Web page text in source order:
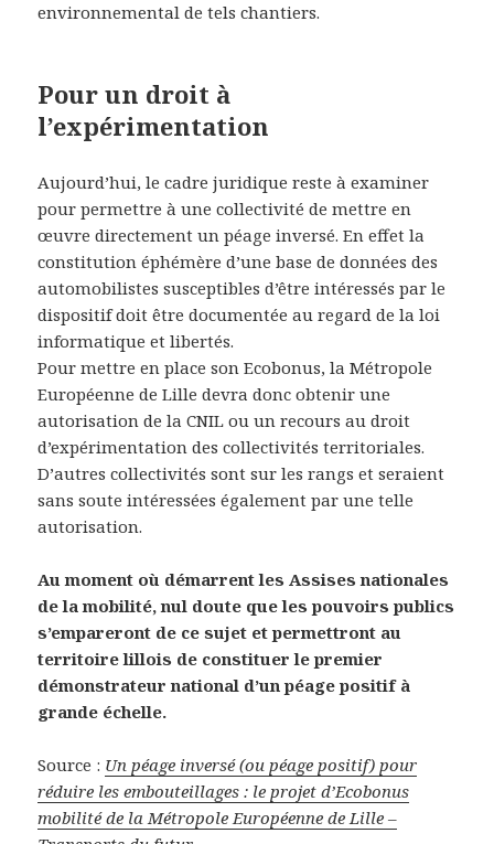
environnemental de tels chantiers.
Pour un droit à
l’expérimentation
Aujourd’hui, le cadre juridique reste à examiner
pour permettre à une collectivité de mettre en
œuvre directement un péage inversé. En effet la
constitution éphémère d’une base de données des
automobilistes susceptibles d’être intéressés par le
dispositif doit être documentée au regard de la loi
informatique et libertés.
Pour mettre en place son Ecobonus, la Métropole
Européenne de Lille devra donc obtenir une
autorisation de la CNIL ou un recours au droit
d’expérimentation des collectivités territoriales.
D’autres collectivités sont sur les rangs et seraient
sans soute intéressées également par une telle
autorisation.
Au moment où démarrent les Assises nationales
de la mobilité, nul doute que les pouvoirs publics
s’empareront de ce sujet et permettront au
territoire lillois de constituer le premier
démonstrateur national d’un péage positif à
grande échelle.
Source : Un péage inversé (ou péage positif) pour
réduire les embouteillages : le projet d’Ecobonus
mobilité de la Métropole Européenne de Lille –